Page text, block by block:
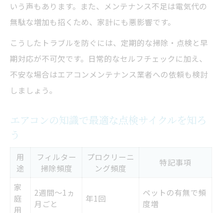
いう声もあります。また、メンテナンス不足は電気代の
無駄な増加も招くため、家計にも悪影響です。
こうしたトラブルを防ぐには、定期的な掃除・点検と早
期対応が不可欠です。日常的なセルフチェックに加え、
不安な場合はエアコンメンテナンス業者への依頼も検討
しましょう。
エアコンの知識で最適な点検サイクルを知ろ
う
用
途
フィルター
掃除頻度
プロクリーニ
ング頻度
特記事項
家
庭
用
2週間～1ヵ
月ごと
年1回
ペットの有無で頻
度増